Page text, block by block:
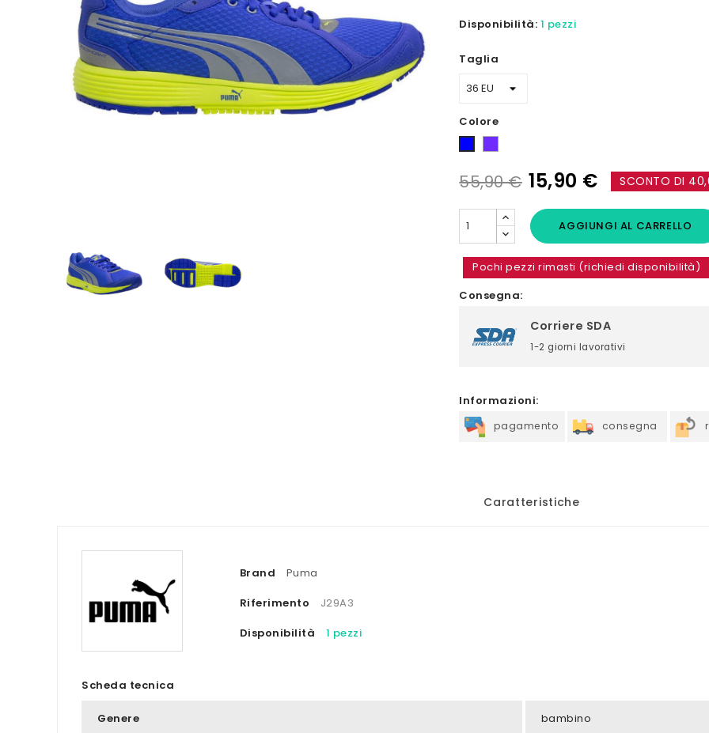
Disponibilità: 1 pezzi
Taglia
Colore
Blu
55,90 € 15,90 € SCONTO DI
AGGIUNGI AL CARRELLO
Pochi pezzi rimasti (richiedi disponibilità)
Consegna:
Corriere SDA
1-2 giorni lavorativi
Informazioni:
pagamento consegna
Caratteristiche
Brand
Puma
Riferimento
J29A3
Disponibilità
1 pezzi
Scheda tecnica
Genere bambino